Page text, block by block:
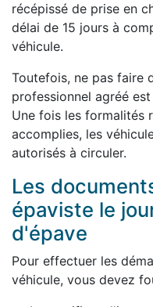
récépissé de prise en
délai de 15 jours à
véhicule.
Toutefois, ne pas faire
professionnel agréé
Une fois les formalités
accomplies, les
autorisés à circuler.
Les
épaviste le
d'épave
Pour effectuer les
véhicule, vous devez